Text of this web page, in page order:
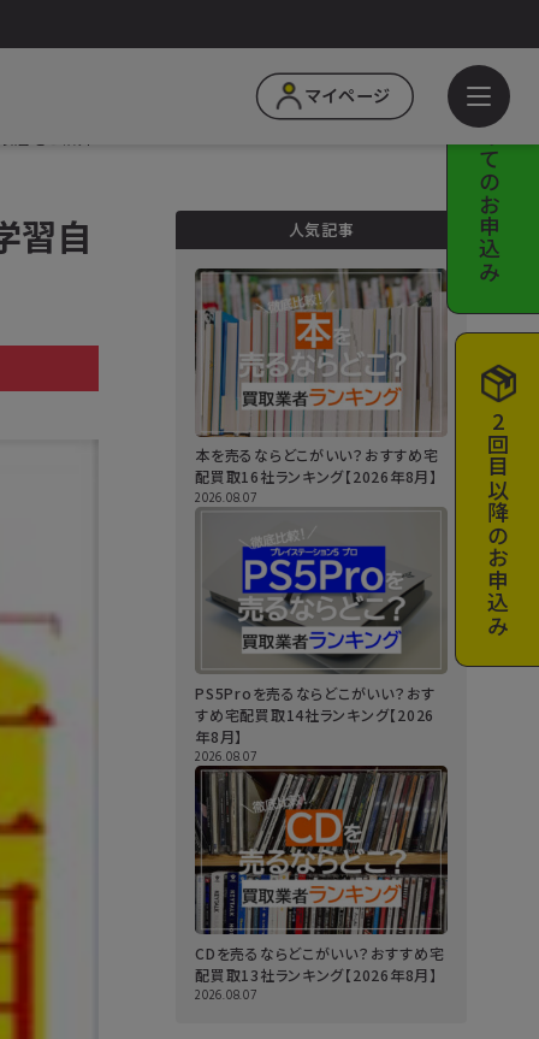
マイページ はじめての
お申込み
2回目以降の
お申込み
習自 人気記事
本を売るならどこがいい？おすすめ宅
配買取16社ランキング【2026年8月】
2026.08.07
PS5Proを売るならどこがいい？おす
すめ宅配買取14社ランキング【2026
年8月】
2026.08.07
CDを売るならどこがいい？おすすめ宅
配買取13社ランキング【2026年8月】
2026.08.07